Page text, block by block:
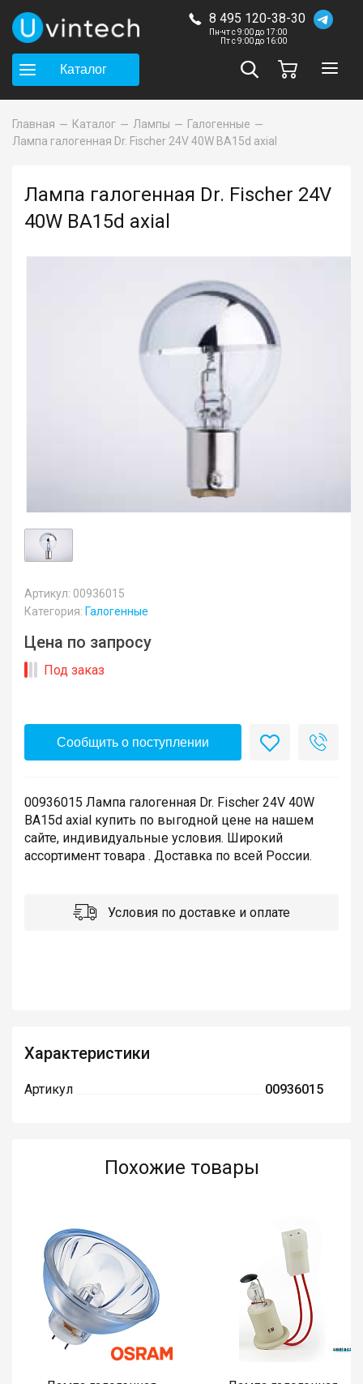
8 495 120-38-30
Пн-чт с 9:00 до 17:00
Пт с 9:00 до 16:00
Каталог
Главная Каталог Лампы
Галогенные
Лампа галогенная Dr. Fischer 24V 40W BA15d axial
Лампа галогенная Dr. Fischer 24V
40W BA15d axial
Артикул: 00936015
Категория: Галогенные
Цена по запросу
Под заказ
Сообщить о поступлении
00936015 Лампа галогенная Dr. Fischer 24V 40W
BA15d axial купить по выгодной цене на нашем
сайте, индивидуальные условия. Широкий
ассортимент товара . Доставка по всей России.
Условия по доставке и оплате
Характеристики
Артикул 00936015
Похожие товары